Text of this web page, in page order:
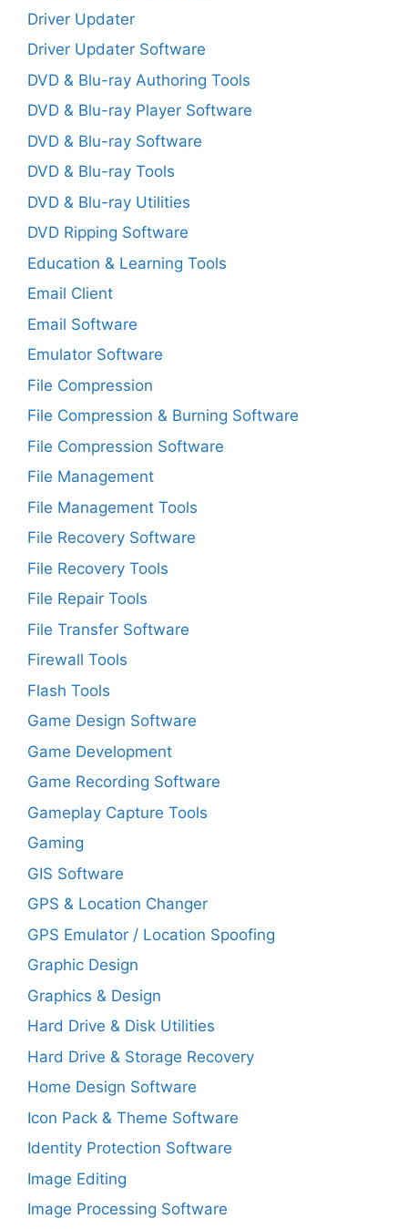
Driver Updater
Driver Updater Software
DVD & Blu-ray Authoring Tools
DVD & Blu-ray Player Software
DVD & Blu-ray Software
DVD & Blu-ray Tools
DVD & Blu-ray Utilities
DVD Ripping Software
Education & Learning Tools
Email Client
Email Software
Emulator Software
File Compression
File Compression & Burning Software
File Compression Software
File Management
File Management Tools
File Recovery Software
File Recovery Tools
File Repair Tools
File Transfer Software
Firewall Tools
Flash Tools
Game Design Software
Game Development
Game Recording Software
Gameplay Capture Tools
Gaming
GIS Software
GPS & Location Changer
GPS Emulator / Location Spoofing
Graphic Design
Graphics & Design
Hard Drive & Disk Utilities
Hard Drive & Storage Recovery
Home Design Software
Icon Pack & Theme Software
Identity Protection Software
Image Editing
Image Processing Software